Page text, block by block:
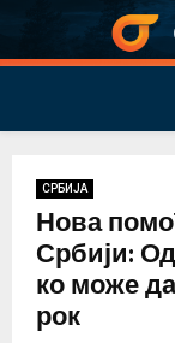
PRIMARY
MENU
СРБИЈА
Нова
Србији:
ко може
рок